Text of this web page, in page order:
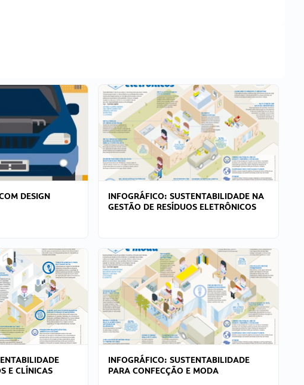
DESIGN
INFOGRÁFICO: SUSTENTABILIDADE NA
GESTÃO DE RESÍDUOS ELETRÔNICOS
E CLÍNICAS
INFOGRÁFICO: SUSTENTABILIDADE
PARA CONFECÇÃO E MODA